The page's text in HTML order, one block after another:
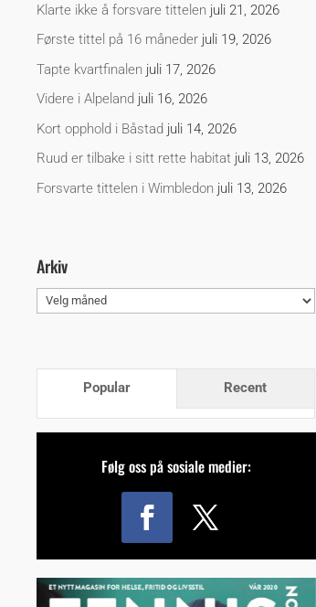
Klarte ikke å forsvare tittelen juli 21, 2026
Første tittel på 16 måneder juli 19, 2026
Tapte kvartfinalen juli 17, 2026
Videre i Alpeland juli 16, 2026
Kort opphold i Båstad juli 14, 2026
Ruud er tilbake i sitt rette habitat juli 13, 2026
Forsvarte tittelen i Wimbledon juli 13, 2026
Arkiv
Arkiv
Popular Recent
Følg oss på sosiale medier: